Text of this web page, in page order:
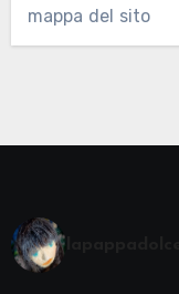
mappa del sito